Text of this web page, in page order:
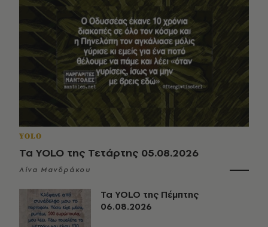
YOLO
Τα YOLO της Τετάρτης 05.08.2026
Λίνα Μανδράκου
Τα YOLO της Πέμπτης
06.08.2026